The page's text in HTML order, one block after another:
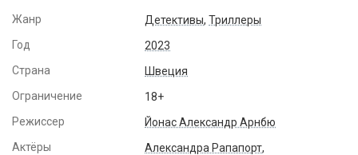
О сайте
Активировать промокод
Жанр Детективы, Триллеры
Год
2023
Страна
Швеция
Ограничение
18+
Режиссер
Йонас Александр Арнбю
Актёры
Александра Рапапорт,